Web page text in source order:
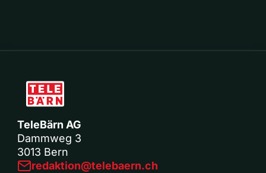
TeleBärn AG
Dammweg 3
3013 Bern
redaktion@telebaern.ch